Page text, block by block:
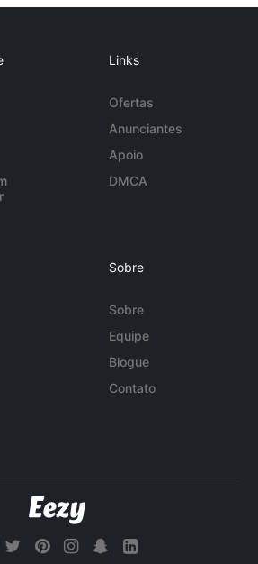
Links
Ofertas
Anunciantes
Apoio
DMCA
Sobre
Sobre
Equipe
Blogue
Contato